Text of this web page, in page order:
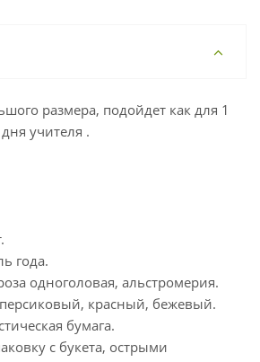
размера, подойдет как для 1
учителя .
года.
одноголовая, альстромерия.
красный, бежевый.
бумага.
с букета, острыми